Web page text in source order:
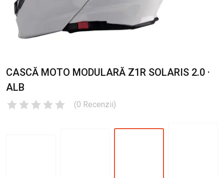
CASCĂ MOTO MODULARĂ Z1R SOLARIS 2.0 ·
ALB
(0 Recenzii)